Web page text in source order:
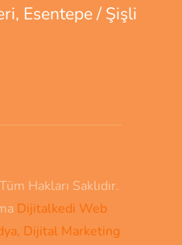
Esentepe / Şişli
Hakları Saklıdır.
Dijitalkedi Web
Dijital Marketing